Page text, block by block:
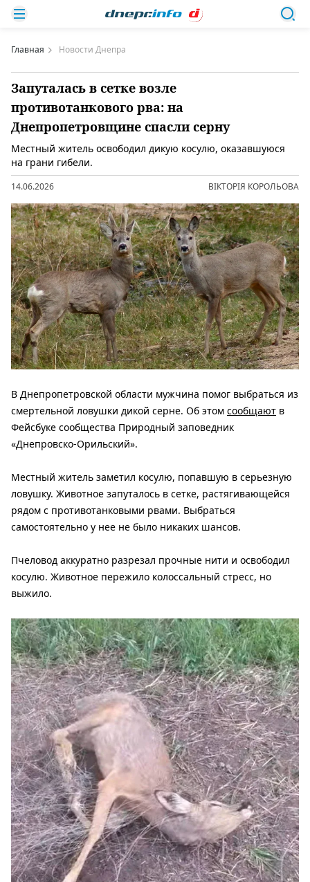
Главная Новости Днепра
Запуталась в сетке возле
противотанкового рва: на
Днепропетровщине спасли серну
Местный житель освободил дикую косулю, оказавшуюся
на грани гибели.
14.06.2026 ВІКТОРІЯ КОРОЛЬОВА
В Днепропетровской области мужчина помог выбраться из
смертельной ловушки дикой серне. Об этом сообщают в
Фейсбуке сообщества Природный заповедник
«Днепровско-Орильский».
Местный житель заметил косулю, попавшую в серьезную
ловушку. Животное запуталось в сетке, растягивающейся
рядом с противотанковыми рвами. Выбраться
самостоятельно у нее не было никаких шансов.
Пчеловод аккуратно разрезал прочные нити и освободил
косулю. Животное пережило колоссальный стресс, но
выжило.